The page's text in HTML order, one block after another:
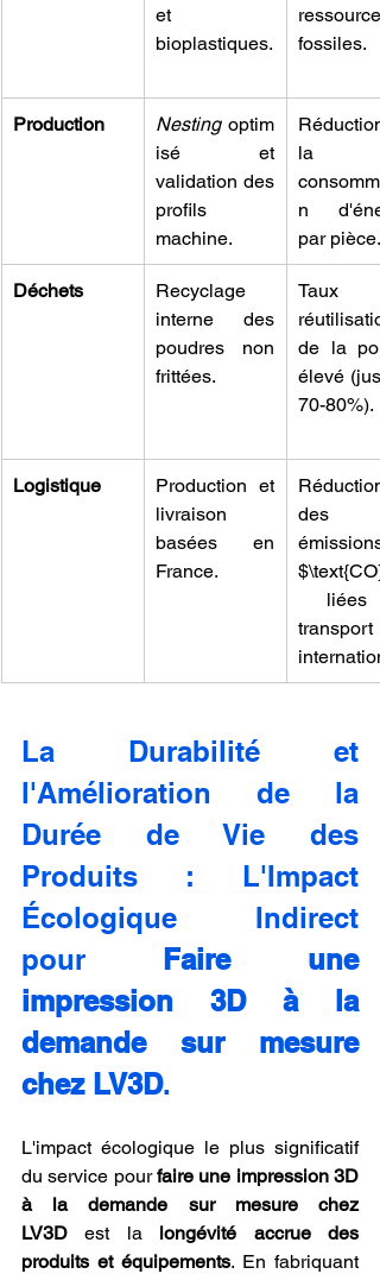
et
bioplastiques.
ressources
fossiles.
Production Nesting optim
isé et
validation des
profils
machine.
la
n
par pièce.
Déchets
Recyclage
interne des
poudres non
frittées.
Taux
de la
élevé
70-80%).
Logistique
Production et
livraison
basées en
France.
Réduction
des
liées
transport
La Durabilité et
l'Amélioration de la
Durée de Vie des
Produits : L'Impact
Écologique Indirect
pour
Faire une
impression 3D à la
demande sur mesure
chez LV3D.
L'impact écologique le plus significatif
du service pour faire une impression 3D
à la demande sur mesure chez
LV3D est la longévité accrue des
produits et équipements. En fabriquant